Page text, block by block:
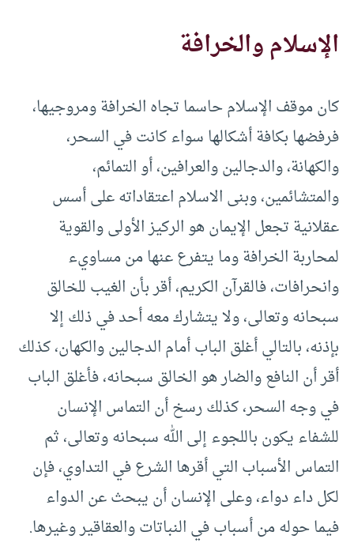
الإسلام والخرافة
كان موقف الإسلام حاسما تجاه الخرافة ومروجيها،
فرفضها بكافة أشكالها سواء كانت في السحر،
والكهانة، والدجالين والعرافين، أو التمائم،
والمتشائمين، وبنى الاسلام اعتقاداته على أسس
عقلانية تجعل الإيمان هو الركيز الأولى والقوية
لمحاربة الخرافة وما يتفرع عنها من مساويء
وانحرافات، فالقرآن الكريم، أقر بأن الغيب للخالق
سبحانه وتعالى، ولا يتشارك معه أحد في ذلك إلا
بإذنه، بالتالي أغلق الباب أمام الدجالين والكهان، كذلك
أقر أن النافع والضار هو الخالق سبحانه، فأغلق الباب
في وجه السحر، كذلك رسخ أن التماس الإنسان
للشفاء يكون باللجوء إلى الله سبحانه وتعالى، ثم
التماس الأسباب التي أقرها الشرع في التداوي، فإن
لكل داء دواء، وعلى الإنسان أن يبحث عن الدواء
فيما حوله من أسباب في النباتات والعقاقير وغيرها.